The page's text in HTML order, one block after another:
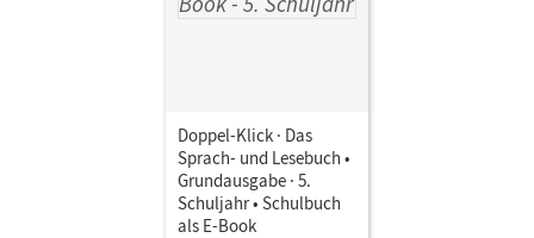
Doppel-Klick · Das
Sprach- und Lesebuch •
Grundausgabe · 5.
Schuljahr • Schulbuch
als E-Book